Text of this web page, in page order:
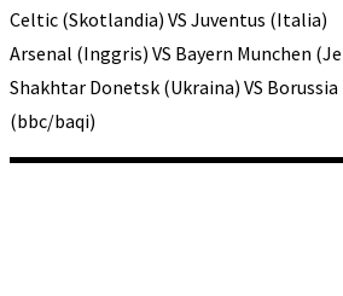
Celtic (Skotlandia) VS Juventus (Italia)
Arsenal (Inggris) VS Bayern Munchen
Shakhtar Donetsk (Ukraina) VS
(bbc/baqi)